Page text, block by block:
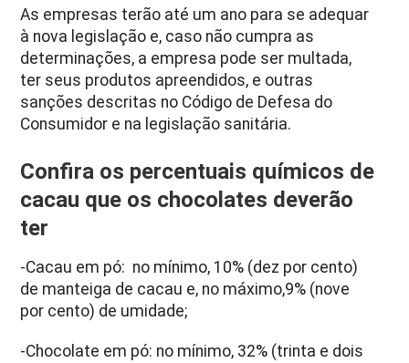
As empresas terão até um ano para se adequar
à nova legislação e, caso não cumpra as
determinações, a empresa pode ser multada,
ter seus produtos apreendidos, e outras
sanções descritas no Código de Defesa do
Consumidor e na legislação sanitária.
Confira os percentuais químicos de
cacau que os chocolates deverão
ter
-Cacau em pó: no mínimo, 10% (dez por cento)
de manteiga de cacau e, no máximo,9% (nove
por cento) de umidade;
-Chocolate em pó: no mínimo, 32% (trinta e dois